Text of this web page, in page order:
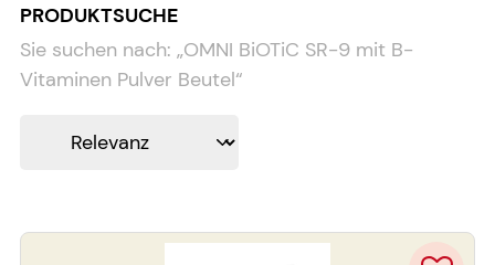
PRODUKTSUCHE
Sie suchen nach: „OMNI BiOTiC SR-9 mit B-
Vitaminen Pulver Beutel“